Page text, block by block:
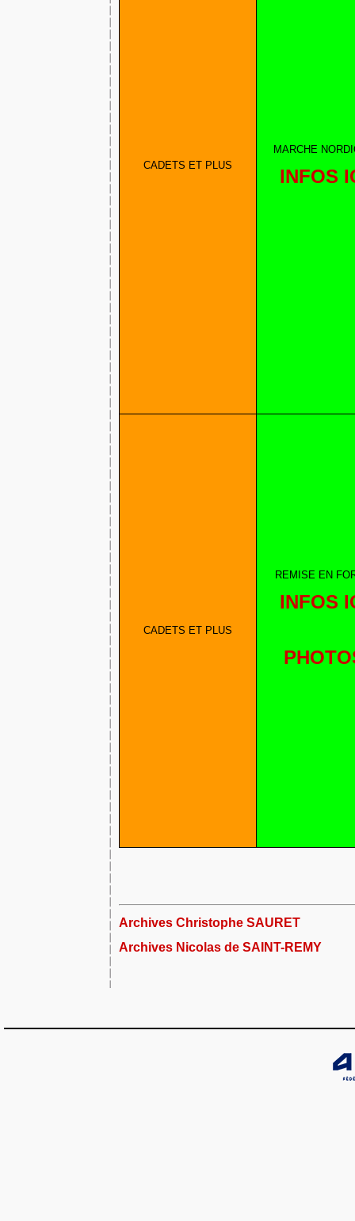
CADETS ET PLUS
MARCHE
INFOS
CADETS ET PLUS
REMISE EN
INFOS
Archives Christophe SAURET
Archives Nicolas de SAINT-REMY